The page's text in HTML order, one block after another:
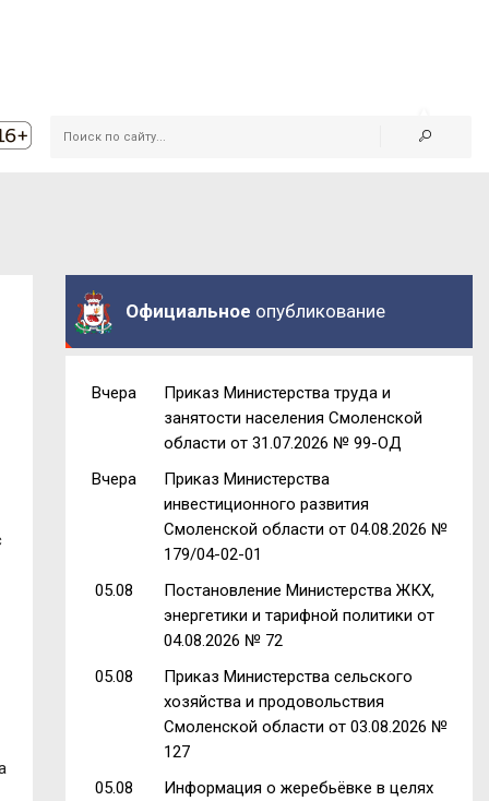
Официальное опубликование
Вчера
Приказ Министерства труда и
занятости населения Смоленской
области от 31.07.2026 № 99-ОД
Вчера
Приказ Министерства
инвестиционного развития
Смоленской области от 04.08.2026 №
179/04-02-01
05.08
Постановление Министерства ЖКХ,
энергетики и тарифной политики от
04.08.2026 № 72
05.08
Приказ Министерства сельского
хозяйства и продовольствия
Смоленской области от 03.08.2026 №
127
05.08
Информация о жеребьёвке в целях